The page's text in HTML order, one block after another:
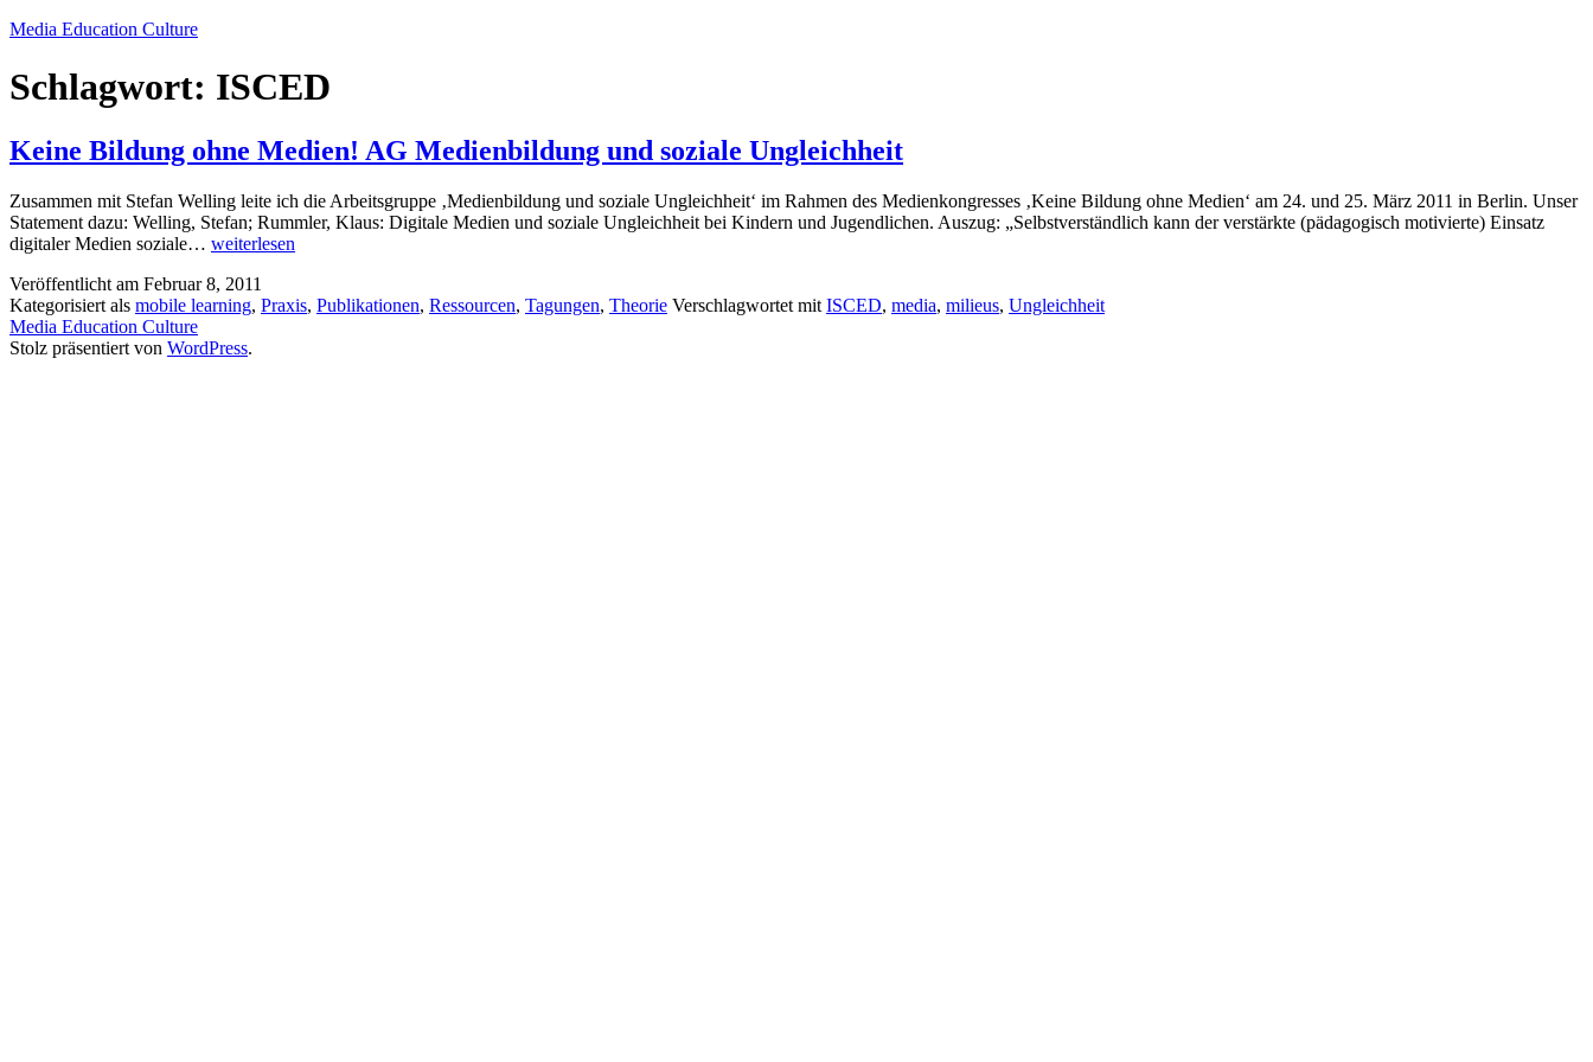
Zum
springen
Media Education Culture
Schlagwort: ISCED
Keine Bildung ohne Medien! AG Medienbildung und soziale Ungleichheit
Zusammen mit Stefan Welling leite ich die Arbeitsgruppe ‚Medienbildung und soziale Ungleichheit‘ im Rahmen des Medienkongresses ‚Keine Bildung ohne Medien‘ am 24. und 25. März 2011 in Berlin. Unser
Statement dazu: Welling, Stefan; Rummler, Klaus: Digitale Medien und soziale Ungleichheit bei Kindern und Jugendlichen. Auszug: „Selbstverständlich kann der verstärkte (pädagogisch motivierte) Einsatz
digitaler Medien soziale… Keine
ohne
Medien!
Medienbildung
weiterlesen
Veröffentlicht am Februar 8, 2011
Kategorisiert als mobile learning, Praxis, Publikationen, Ressourcen, Tagungen, Theorie Verschlagwortet mit ISCED, media, milieus, Ungleichheit
Media Education Culture
Stolz präsentiert von WordPress.